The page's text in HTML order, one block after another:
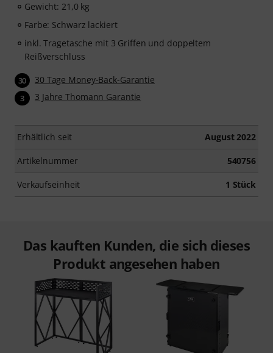
Gewicht: 21,0 kg
Farbe: Schwarz lackiert
inkl. Tragetasche mit 3 Griffen und doppeltem
Reißverschluss
30 30 Tage Money-Back-Garantie
3 3 Jahre Thomann Garantie
Erhältlich seit August 2022
Artikelnummer 540756
Verkaufseinheit 1 Stück
Das kauften Kunden, die sich dieses
Produkt angesehen haben